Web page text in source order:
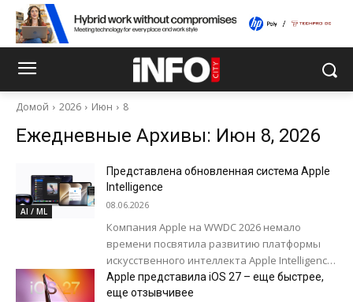
Домой 2026 Июн 8
Ежедневные Архивы: Июн 8, 2026
AI / ML
Представлена обновленная система Apple
Intelligence
08.06.2026
Компания Apple на WWDC 2026 немало
времени посвятила развитию платформы
искусственного интеллекта Apple Intelligence.
Систему полностью переработали, новая
архитектура построена на базовых моделях,
Apple представила iOS 27 – еще быстрее,
еще отзывчивее